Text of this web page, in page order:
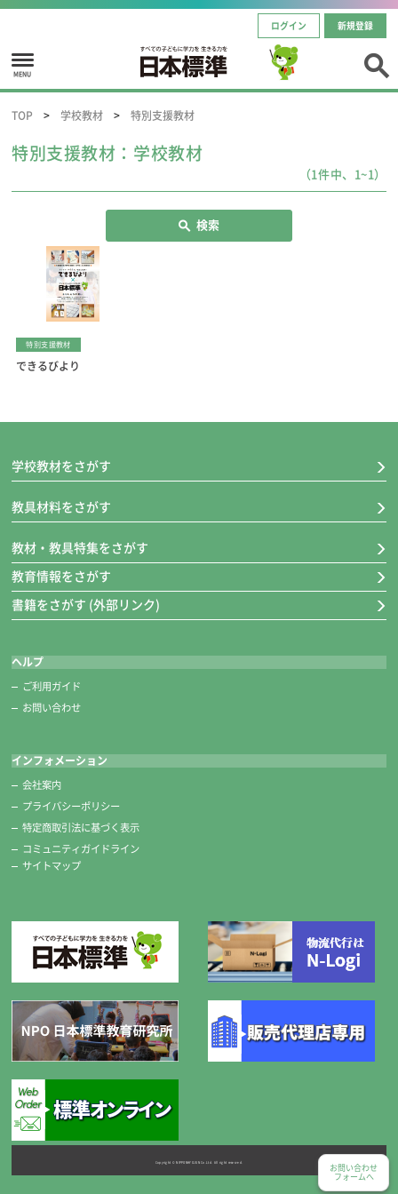
ログイン 新規登録
MENU
TOP 学校教材 特別支援教材
特別支援教材：学校教材
（1件中、1~1）
検索
特別支援教材
できるびより
学校教材をさがす
教具材料をさがす
教材・教具特集をさがす
教育情報をさがす
書籍をさがす (外部リンク)
ヘルプ
ご利用ガイド
お問い合わせ
インフォメーション
会社案内
プライバシーポリシー
特定商取引法に基づく表示
コミュニティガイドライン
サイトマップ
Copyright © NIPPONHYOJUN Co.Ltd. All right reserved.
お問い合わせ
フォームへ